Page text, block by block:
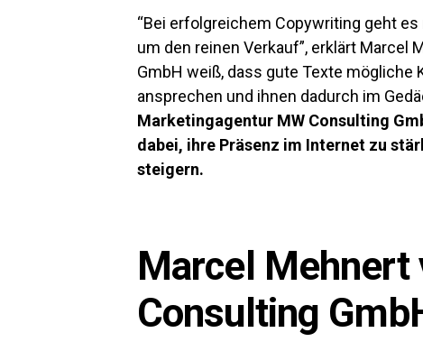
“Bei erfolgreichem Copywriting geht
um den reinen Verkauf”, erklärt Marcel
GmbH weiß, dass gute Texte mögliche
ansprechen und ihnen dadurch im
Marketingagentur MW Consulting
dabei, ihre Präsenz im Internet zu
steigern.
Marcel Mehnert
Consulting